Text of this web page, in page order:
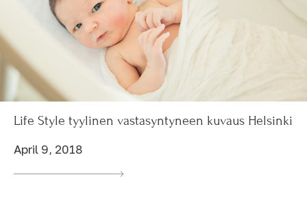
Life Style tyylinen vastasyntyneen kuvaus Helsinki
April 9, 2018